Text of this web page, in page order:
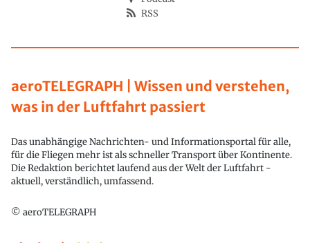
aeroTELEGRAPH | Wissen und verstehen,
was in der Luftfahrt passiert
Das unabhängige Nachrichten- und Informationsportal für alle,
für die Fliegen mehr ist als schneller Transport über Kontinente.
Die Redaktion berichtet laufend aus der Welt der Luftfahrt -
aktuell, verständlich, umfassend.
© aeroTELEGRAPH
RSS